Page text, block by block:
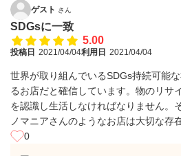
ゲスト さん
SDGsに一致
5.00
投稿日 2021/04/04利用日 2021/04/04
世界が取り組んでいるSDGs持続可能
るお店だと確信しています。物のリサ
を認識し生活しなければなりません。
ノマニアさんのようなお店は大切な存
0